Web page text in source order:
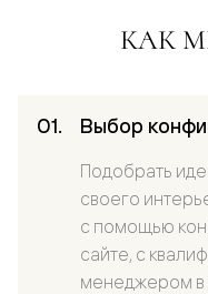
КАК
Выбор
Подобрать
своего
с помощью
сайте, с
менеджером в